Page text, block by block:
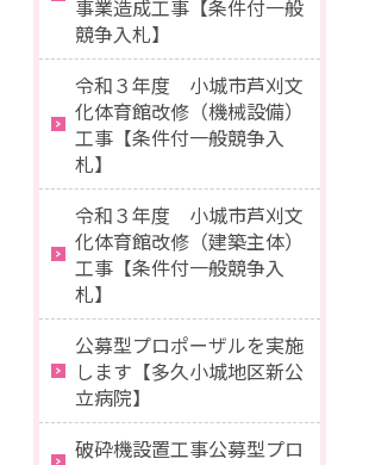
事業造成工事【条件付一般
競争入札】
令和３年度 小城市芦刈文
化体育館改修（機械設備）
工事【条件付一般競争入
札】
令和３年度 小城市芦刈文
化体育館改修（建築主体）
工事【条件付一般競争入
札】
公募型プロポーザルを実施
します【多久小城地区新公
立病院】
破砕機設置工事公募型プロ